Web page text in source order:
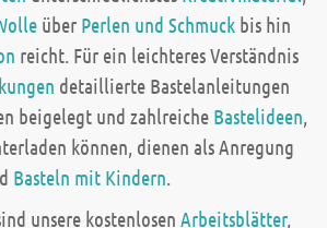
über Perlen und Schmuck bis hin
reicht. Für ein leichteres Verständnis
detaillierte Bastelanleitungen
beigelegt und zahlreiche Bastelideen,
können, dienen als Anregung
Basteln mit Kindern.
unsere kostenlosen Arbeitsblätter,